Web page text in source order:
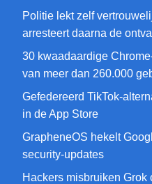
Politie lekt zelf
arresteert daarna de
30 kwaadaardige
van meer dan 260.000
Gefedereerd TikTok-
in de App Store
GrapheneOS hekelt
security-updates
Hackers misbruiken